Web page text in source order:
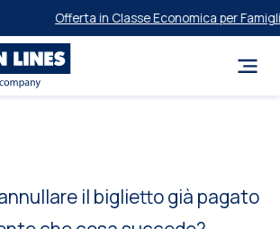
Offerta in Classe Economica per
il biglietto già pagato